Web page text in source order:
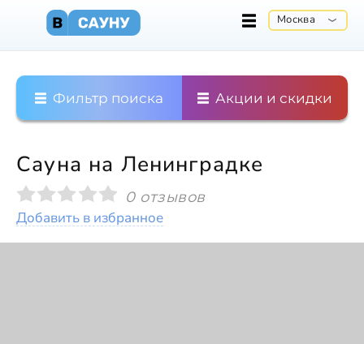
Москва
Фильтр поиска Акции и скидки
Сауна на Ленинградке
0 отзывов
Добавить в избранное